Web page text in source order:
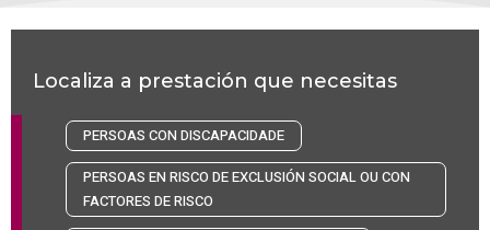
Localiza a prestación que necesitas
PERSOAS CON DISCAPACIDADE
PERSOAS EN RISCO DE EXCLUSIÓN SOCIAL OU CON
FACTORES DE RISCO